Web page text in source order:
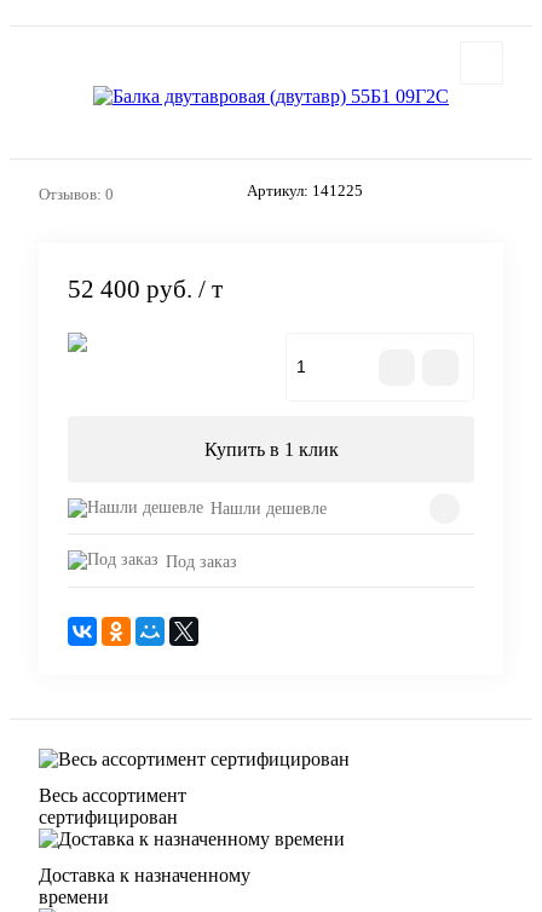
Отзывов: 0 Артикул: 141225
52 400 руб. / т
Купить в 1 клик
Нашли дешевле
Под заказ
Весь ассортимент
сертифицирован
Доставка к назначенному
времени